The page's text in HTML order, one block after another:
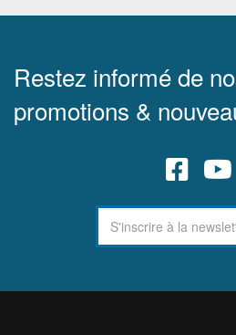
Restez informé de
promotions &